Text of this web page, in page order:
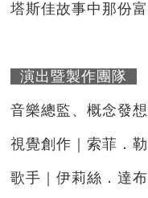
塔斯佳故事中那份
演出暨製作團隊
音樂總監、概念發
視覺創作 ｜索菲．
歌手 ｜伊莉絲．達